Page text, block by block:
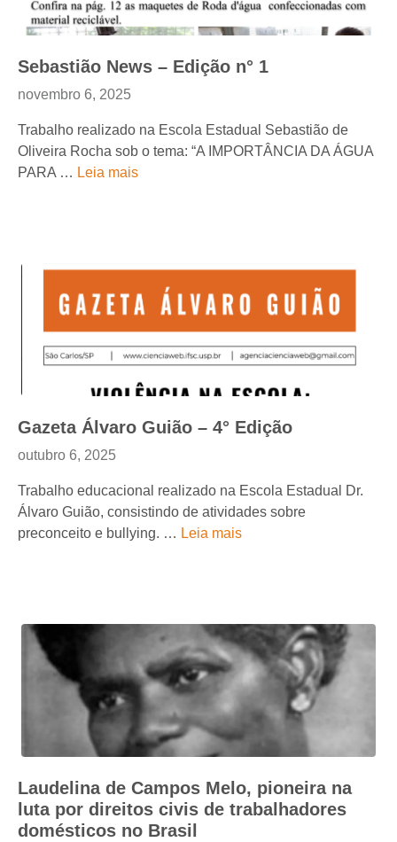
Sebastião News – Edição n° 1
novembro 6, 2025
Trabalho realizado na Escola Estadual Sebastião de
Oliveira Rocha sob o tema: “A IMPORTÂNCIA DA ÁGUA
PARA … Leia mais
Gazeta Álvaro Guião – 4° Edição
outubro 6, 2025
Trabalho educacional realizado na Escola Estadual Dr.
Álvaro Guião, consistindo de atividades sobre
preconceito e bullying. … Leia mais
Laudelina de Campos Melo, pioneira na
luta por direitos civis de trabalhadores
domésticos no Brasil